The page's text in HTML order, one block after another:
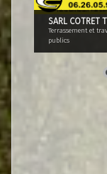
SARL COTRET
Terrassement et
publics